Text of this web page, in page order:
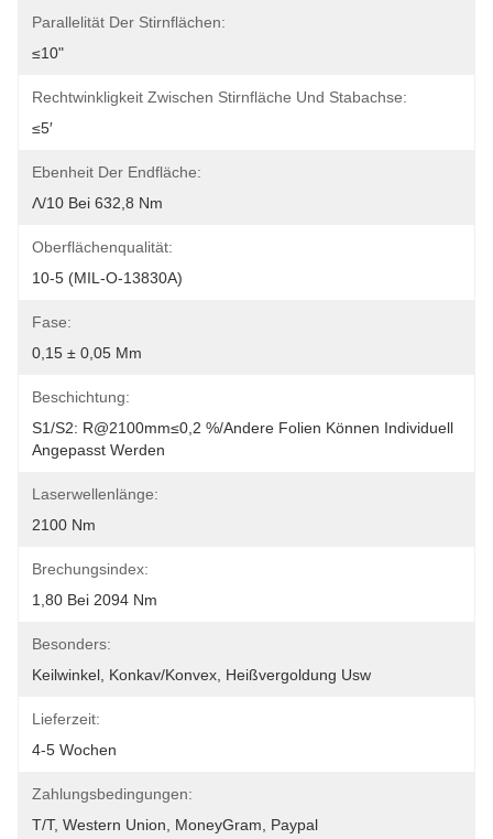
Parallelität Der Stirnflächen:
≤10"
Rechtwinkligkeit Zwischen Stirnfläche Und Stabachse:
≤5′
Ebenheit Der Endfläche:
Λ/10 Bei 632,8 Nm
Oberflächenqualität:
10-5 (MIL-O-13830A)
Fase:
0,15 ± 0,05 Mm
Beschichtung:
S1/S2: R@2100mm≤0,2 %/Andere Folien Können Individuell
Angepasst Werden
Laserwellenlänge:
2100 Nm
Brechungsindex:
1,80 Bei 2094 Nm
Besonders:
Keilwinkel, Konkav/konvex, Heißvergoldung Usw
Lieferzeit:
4-5 Wochen
Zahlungsbedingungen:
T/T, Western Union, MoneyGram, Paypal